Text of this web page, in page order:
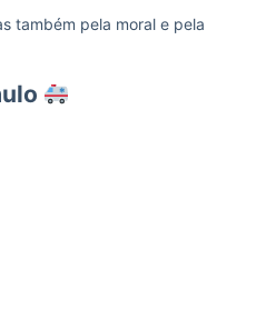
também pela moral e pela